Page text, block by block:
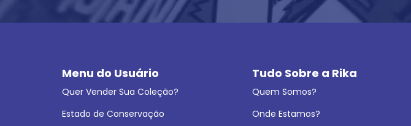
Menu do Usuário
Quer Vender Sua Coleção?
Estado de Conservação
Tudo Sobre a Rika
Quem Somos?
Onde Estamos?